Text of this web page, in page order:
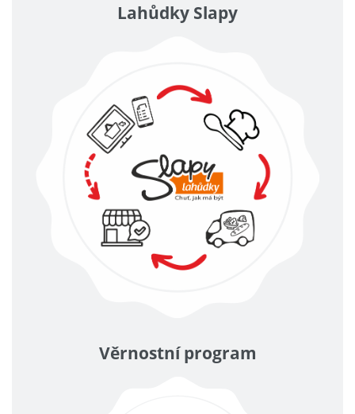
Lahůdky Slapy
Věrnostní program